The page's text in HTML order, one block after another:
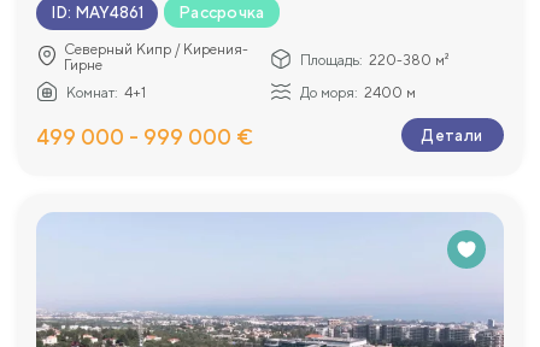
ID: MAY4861 Рассрочка
Северный Кипр / Кирения-
Гирне
Площадь: 220-380 м²
Комнат: 4+1 До моря: 2400 м
499 000 - 999 000 € Детали